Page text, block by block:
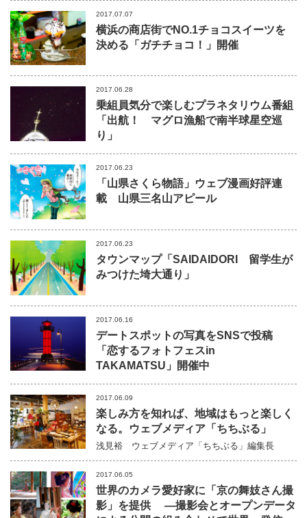
2017.07.07
横浜の商店街でNO.1チョコスイーツを
決める「ガチチョコ！」開催
2017.06.28
乗組員気分で楽しむプラネタリウム番組
「出航！ マグロ漁船で南半球星空巡
り」
2017.06.23
「山県さくら物語」ウェブ漫画好評連
載 山県三名山アピール
2017.06.23
タウンマップ「SAIDAIDORI 留学生が
みつけた埼大通り」
2017.06.16
デートスポットの写真をSNSで投稿
「恋するフォトフェスin
TAKAMATSU」開催中
2017.06.09
楽しみ方を知れば、地域はもっと楽しく
なる。ウェブメディア「ちちぶる」
浅見裕 ウェブメディア「ちちぶる」編集長
2017.06.05
世界のカメラ愛好家に「京の舞妓さん撮
影」を提供 ―撮影会とオープンデータ